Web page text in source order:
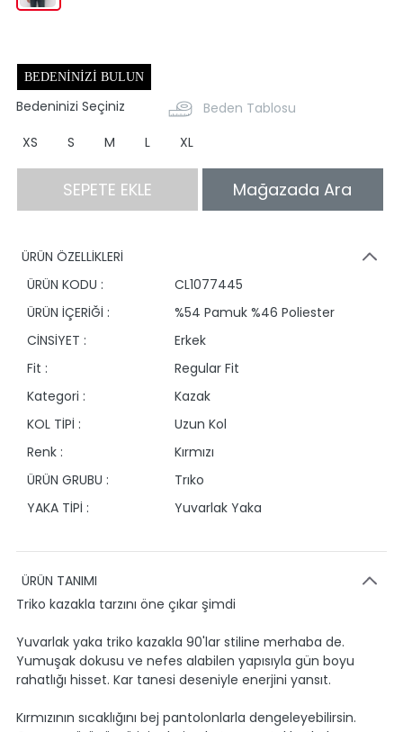
BEDENINIZI BULUN
Bedeninizi Seçiniz
Beden Tablosu
XS
S M L XL
SEPETE EKLE Mağazada Ara
ÜRÜN ÖZELLİKLERİ
ÜRÜN KODU :
CL1077445
ÜRÜN İÇERİĞİ :
%54 Pamuk %46 Poliester
CİNSİYET :
Erkek
Fit :
Regular Fit
Kategori :
Kazak
KOL TİPİ :
Uzun Kol
Renk :
Kırmızı
ÜRÜN GRUBU :
Trıko
YAKA TİPİ :
Yuvarlak Yaka
ÜRÜN TANIMI
Triko kazakla tarzını öne çıkar şimdi
Yuvarlak yaka triko kazakla 90'lar stiline merhaba de.
Yumuşak dokusu ve nefes alabilen yapısıyla gün boyu
rahatlığı hisset. Kar tanesi deseniyle enerjini yansıt.
Kırmızının sıcaklığını bej pantolonlarla dengeleyebilirsin.